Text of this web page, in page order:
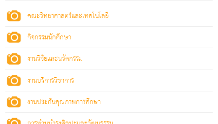
คณะวิทยาศาสตร์และเทคโนโลยี
กิจกรรมนักศึกษา
งานวิจัยและนวัตกรรม
งานบริการวิชาการ
งานประกันคุณภาพการศึกษา